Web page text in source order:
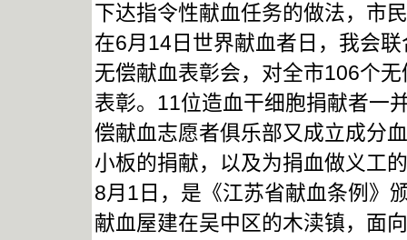
下达指令性献血任务的做法，市
在6月14日世界献血者日，我会
无偿献血表彰会，对全市106个
表彰。11位造血干细胞捐献者一
偿献血志愿者俱乐部又成立成分
小板的捐献，以及为捐血做义工
8月1日，是《江苏省献血条例》
献血屋建在吴中区的木渎镇，面